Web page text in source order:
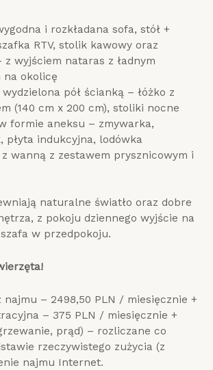
i rozkładana sofa, stół +
RTV, stolik kawowy oraz
z wyjściem nataras z ładnym
na okolicę
pół ścianką – łóżko z
(140 cm x 200 cm), stoliki nocne
formie aneksu – zmywarka,
płyta indukcyjna, lodówka
wanną z zestawem prysznicowym i
naturalne światło oraz dobre
z pokoju dziennego wyjście na
w przedpokoju.
najmu – 2498,50 PLN / miesięcznie +
– 375 PLN / miesięcznie +
prąd) – rozliczane co
rzeczywistego zużycia (z
najmu Internet.